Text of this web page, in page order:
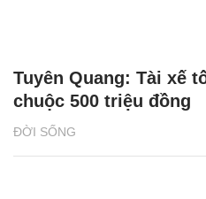
ĐỜI SỐNG
Tuyên Quang: Tài xế
chuộc 500 triệu đồng